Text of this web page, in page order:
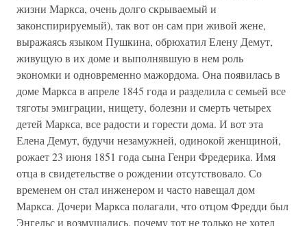
жизни Маркса, очень долго скрываемый и
законспирируемый), так вот он сам при живой жене,
выражаясь языком Пушкина, обрюхатил Елену Демут,
живущую в их доме и выполнявшую в нем роль
экономки и одновременно мажордома. Она появилась в
доме Маркса в апреле 1845 года и разделила с семьей все
тяготы эмиграции, нищету, болезни и смерть четырех
детей Маркса, все радости и горести дома. И вот эта
Елена Демут, будучи незамужней, одинокой женщиной,
рожает 23 июня 1851 года сына Генри Фредерика. Имя
отца в свидетельстве о рождении отсутствовало. Со
временем он стал инженером и часто навещал дом
Маркса. Дочери Маркса полагали, что отцом Фредди был
Энгельс и возмущались, почему тот не только не хотел